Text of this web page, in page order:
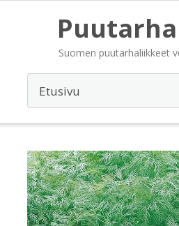
Suomen puutarhaliikkeet